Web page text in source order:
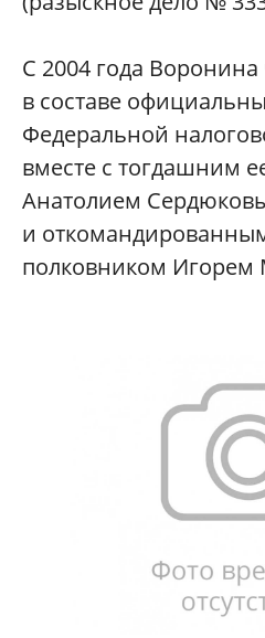
С 2004 года Воронина
в составе
Федеральной
вместе с тогдашним
Анатолием
и
полковником